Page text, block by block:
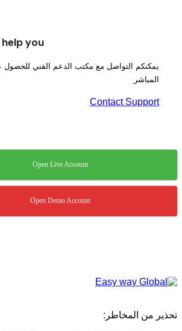
you?
يمكنكم التواصل مع مكتب الدعم الفني للحصول
المباشر
Contact Support
Open Live Account
Open Demo Account
تحذير من المخاطر: